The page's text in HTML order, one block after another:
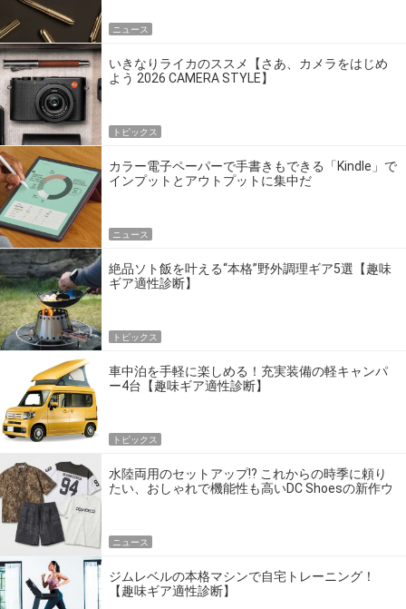
ニュース
いきなりライカのススメ【さあ、カメラをはじめ
よう 2026 CAMERA STYLE】
トピックス
カラー電子ペーパーで手書きもできる「Kindle」で
インプットとアウトプットに集中だ
ニュース
絶品ソト飯を叶える“本格”野外調理ギア5選【趣味
ギア適性診断】
トピックス
車中泊を手軽に楽しめる！充実装備の軽キャンパ
ー4台【趣味ギア適性診断】
トピックス
水陸両用のセットアップ!? これからの時季に頼り
たい、おしゃれで機能性も高いDC Shoesの新作ウ
ニュース
ジムレベルの本格マシンで自宅トレーニング！
【趣味ギア適性診断】